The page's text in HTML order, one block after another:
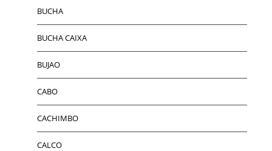
BUCHA
BUCHA CAIXA
BUJAO
CABO
CACHIMBO
CALCO